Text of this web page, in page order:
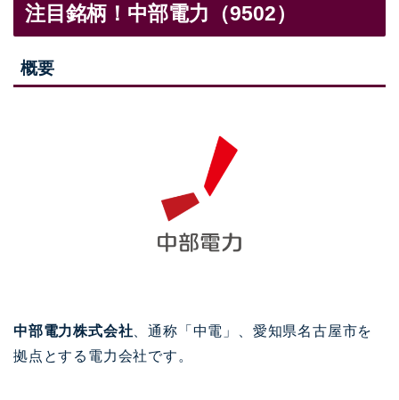
注目銘柄！中部電力（9502）
概要
中部電力株式会社 、通称「中電」、愛知県名古屋市を
拠点とする電力会社です。